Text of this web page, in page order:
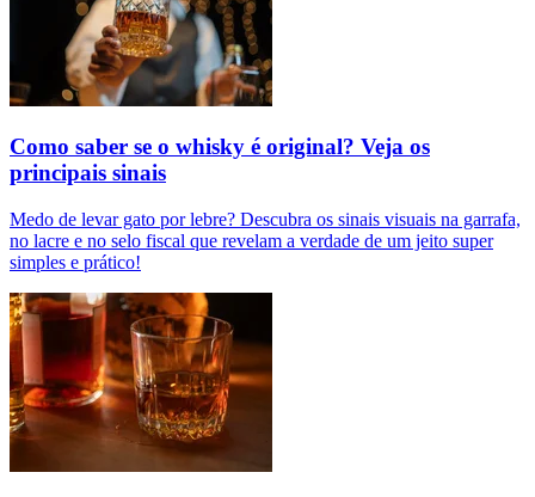
Como saber se o whisky é original? Veja os
principais sinais
Medo de levar gato por lebre? Descubra os sinais visuais na garrafa,
no lacre e no selo fiscal que revelam a verdade de um jeito super
simples e prático!